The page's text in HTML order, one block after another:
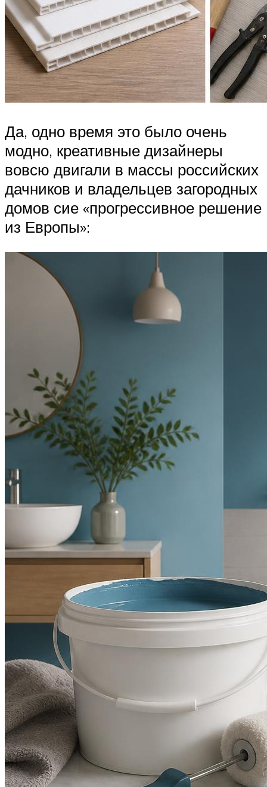
Да, одно время это было очень
модно, креативные дизайнеры
вовсю двигали в массы российских
дачников и владельцев загородных
домов сие «прогрессивное решение
из Европы»: